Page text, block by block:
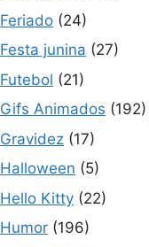
Feriado (24)
Festa junina (27)
Futebol (21)
Gifs Animados (192)
Gravidez (17)
Halloween (5)
Hello Kitty (22)
Humor (196)